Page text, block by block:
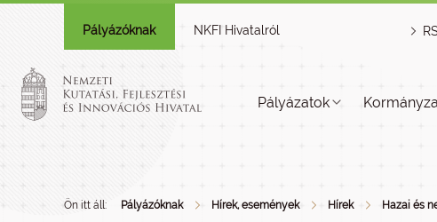
Pályázóknak NKFI Hivatalról
Pályázatok
Ön itt áll: Pályázóknak Hírek, események Hírek Hazai és